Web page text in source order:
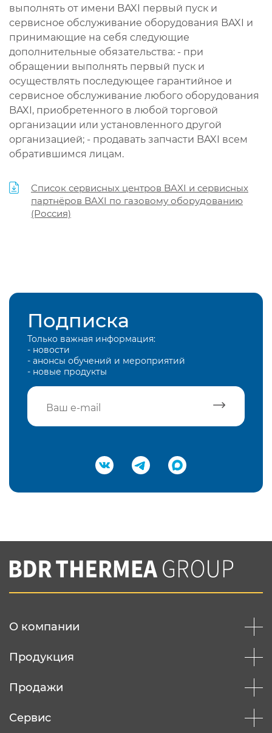
выполнять от имени BAXI первый пуск и
сервисное обслуживание оборудования BAXI и
принимающие на себя следующие
дополнительные обязательства: - при
обращении выполнять первый пуск и
осуществлять последующее гарантийное и
сервисное обслуживание любого оборудования
BAXI, приобретенного в любой торговой
организации или установленного другой
организацией; - продавать запчасти BAXI всем
обратившимся лицам.
Список сервисных центров BAXI и сервисных
партнёров BAXI по газовому оборудованию
(Россия)
Подписка
Только важная информация:
- новости
- анонсы обучений и мероприятий
- новые продукты
Подтвердить e-mail
Вы соглашаетесь с нашей политикой
конфеденциальности
О компании
Продукция
Продажи
Сервис